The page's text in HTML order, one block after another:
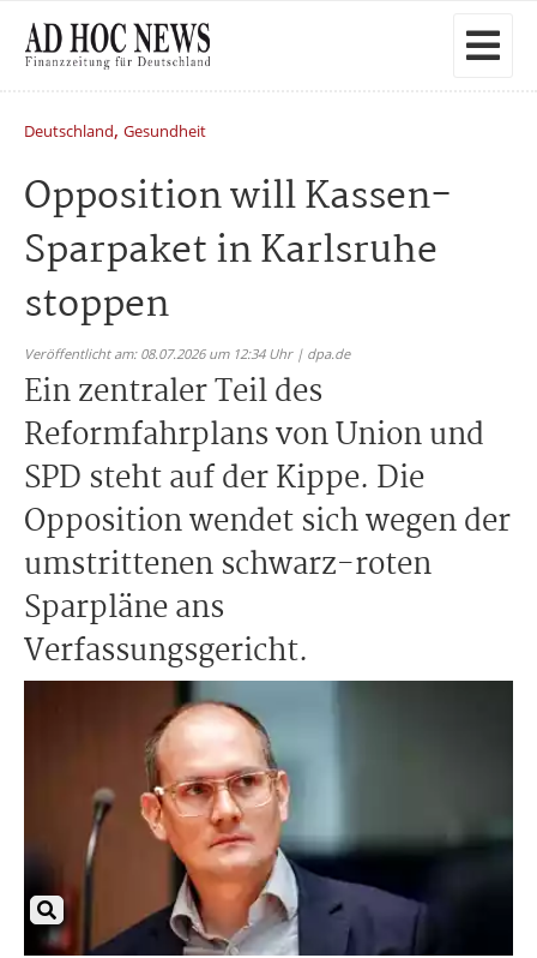
Deutschland, Gesundheit
Opposition will Kassen-
Sparpaket in Karlsruhe
stoppen
Veröffentlicht am: 08.07.2026 um 12:34 Uhr | dpa.de
Ein zentraler Teil des
Reformfahrplans von Union und
SPD steht auf der Kippe. Die
Opposition wendet sich wegen der
umstrittenen schwarz-roten
Sparpläne ans
Verfassungsgericht.